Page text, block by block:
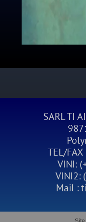
SARL TI
TEL/
VINI:
VINI2:
Mail :